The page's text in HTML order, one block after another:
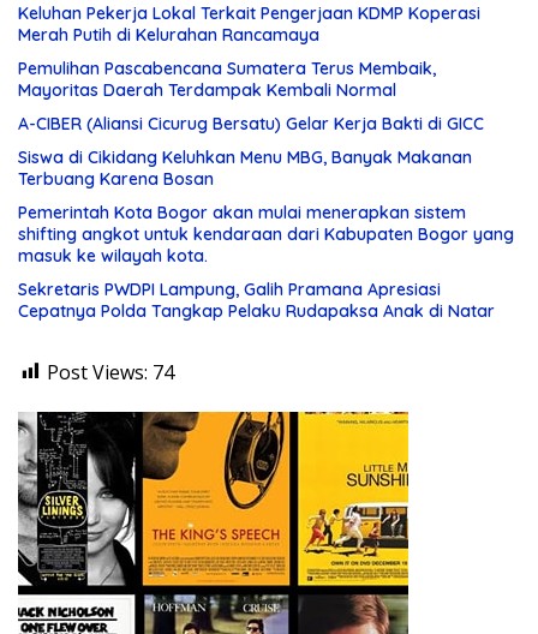
Keluhan Pekerja Lokal Terkait Pengerjaan KDMP Koperasi
Merah Putih di Kelurahan Rancamaya
Pemulihan Pascabencana Sumatera Terus Membaik,
Mayoritas Daerah Terdampak Kembali Normal
A-CIBER (Aliansi Cicurug Bersatu) Gelar Kerja Bakti di GICC
Siswa di Cikidang Keluhkan Menu MBG, Banyak Makanan
Terbuang Karena Bosan
Pemerintah Kota Bogor akan mulai menerapkan sistem
shifting angkot untuk kendaraan dari Kabupaten Bogor yang
masuk ke wilayah kota.
Sekretaris PWDPI Lampung, Galih Pramana Apresiasi
Cepatnya Polda Tangkap Pelaku Rudapaksa Anak di Natar
Post Views: 74